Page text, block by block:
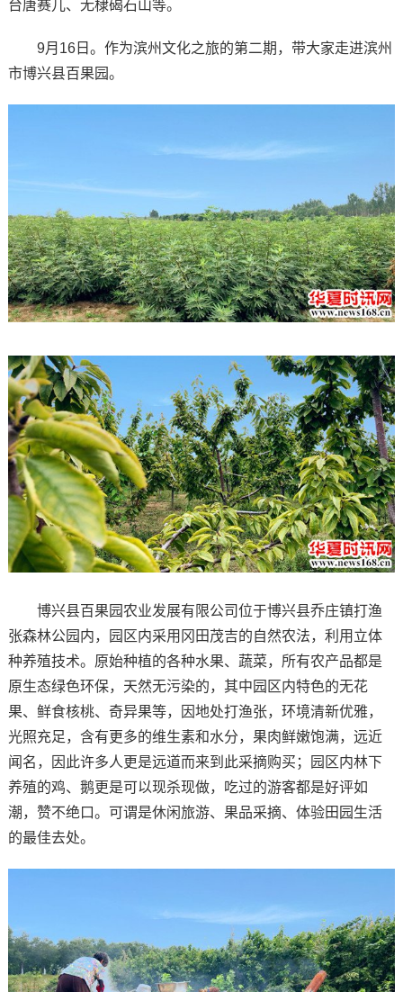
台唐赛儿、无棣碣石山等。
9月16日。作为滨州文化之旅的第二期，带大家走进滨州
市博兴县百果园。
博兴县百果园农业发展有限公司位于博兴县乔庄镇打渔
张森林公园内，园区内采用冈田茂吉的自然农法，利用立体
种养殖技术。原始种植的各种水果、蔬菜，所有农产品都是
原生态绿色环保，天然无污染的，其中园区内特色的无花
果、鲜食核桃、奇异果等，因地处打渔张，环境清新优雅，
光照充足，含有更多的维生素和水分，果肉鲜嫩饱满，远近
闻名，因此许多人更是远道而来到此采摘购买；园区内林下
养殖的鸡、鹅更是可以现杀现做，吃过的游客都是好评如
潮，赞不绝口。可谓是休闲旅游、果品采摘、体验田园生活
的最佳去处。